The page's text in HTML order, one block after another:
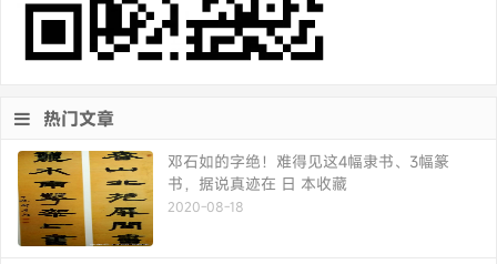
热门文章
邓石如的字绝！难得见这4幅隶书、3幅篆
书，据说真迹在 日 本收藏
2020-08-18